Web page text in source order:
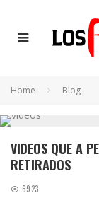
Home Blog
VIDEOS QUE A
RETIRADOS
6923